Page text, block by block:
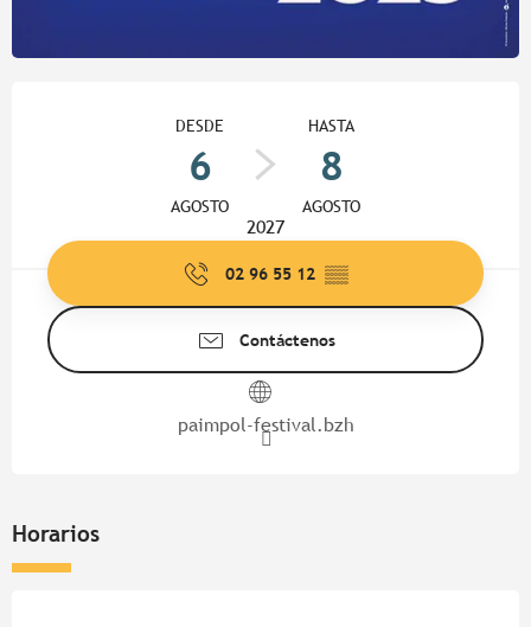
DESDE
6
AGOSTO
HASTA
8
AGOSTO
2027
02 96 55 12 ▒▒
Contáctenos
paimpol-festival.bzh
Horarios